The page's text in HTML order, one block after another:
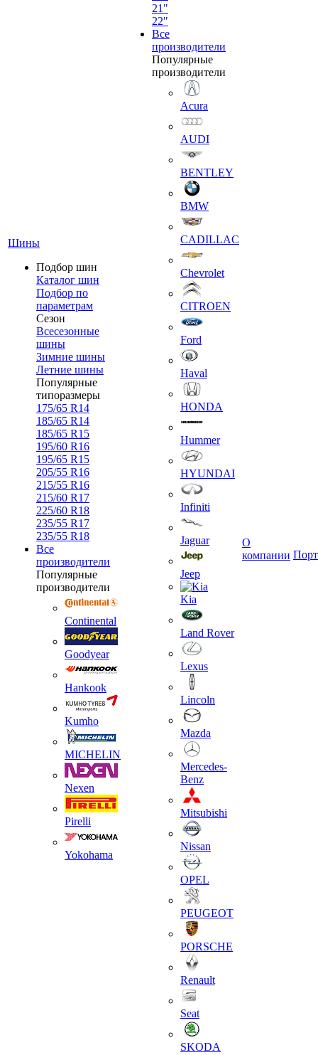
Шины
Подбор шин
Каталог шин
Подбор по
параметрам
Сезон
Всесезонные
шины
Зимние шины
Летние шины
Популярные
типоразмеры
175/65 R14
185/65 R14
185/65 R15
195/60 R16
195/65 R15
205/55 R16
215/55 R16
215/60 R17
225/60 R18
235/55 R17
235/55 R18
Все
производители
Популярные
производители
Continental
Goodyear
Hankook
Kumho
MICHELIN
Nexen
Pirelli
Yokohama
21"
22"
Все
производители
Популярные
производители
Acura
AUDI
BENTLEY
BMW
CADILLAC
Chevrolet
CITROEN
Ford
Haval
HONDA
Hummer
HYUNDAI
Infiniti
Jaguar
Jeep
Kia
Land Rover
Lexus
Lincoln
Mazda
Mercedes-
Benz
Mitsubishi
Nissan
OPEL
PEUGEOT
PORSCHE
Renault
Seat
SKODA
О
компании